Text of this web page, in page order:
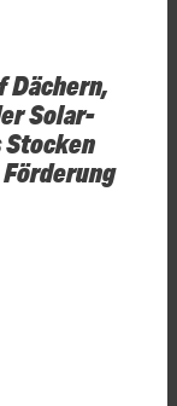
Dächern,
Solar-
Stocken